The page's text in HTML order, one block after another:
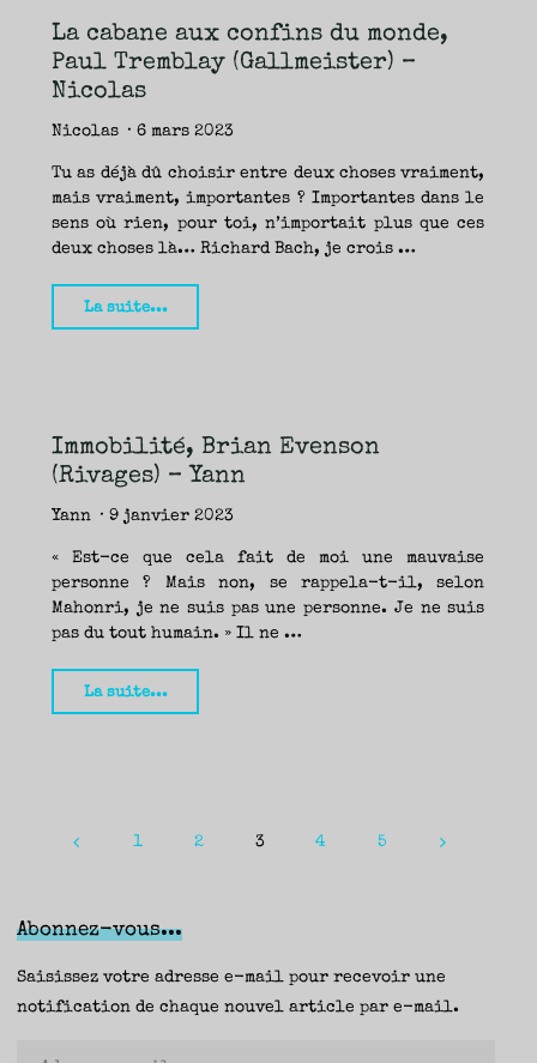
Bélial)
–
La cabane aux confins du monde,
Paul Tremblay (Gallmeister) –
Nicolas
Nicolas 6 mars 2023
Tu as déjà dû choisir entre deux choses vraiment,
mais vraiment, importantes ? Importantes dans le
sens où rien, pour toi, n’importait plus que ces
deux choses là… Richard Bach, je crois …
La suite...
cabane
monde,
Paul
Tremblay
Nicolas"
Immobilité, Brian Evenson
(Rivages) – Yann
Yann 9 janvier 2023
« Est-ce que cela fait de moi une mauvaise
personne ? Mais non, se rappela-t-il, selon
Mahonri, je ne suis pas une personne. Je ne suis
pas du tout humain. » Il ne …
La suite...
Brian
Yann"
1 2 3 4 5
Abonnez-vous...
Saisissez votre adresse e-mail pour recevoir une
notification de chaque nouvel article par e-mail.